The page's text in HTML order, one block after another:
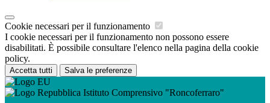
Cookie necessari per il funzionamento
I cookie necessari per il funzionamento non possono essere
disabilitati. È possibile consultare l'elenco nella pagina della cookie
policy.
Accetta tutti Salva le preferenze
Istituto Comprensivo "Roncoferraro"